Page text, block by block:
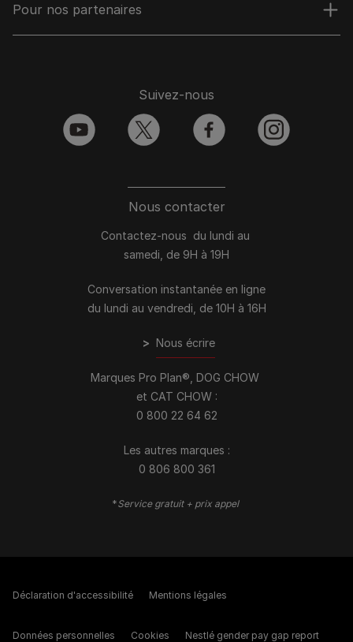
Pour nos partenaires
Nous contacter
Contactez-nous du lundi au
samedi, de 9H à 19H
Conversation instantanée en ligne
du lundi au vendredi, de 10H à 16H
> Nous écrire
Marques Pro Plan®, DOG CHOW
et CAT CHOW :
0 800 22 64 62
Les autres marques :​
0 806 800 361
*Service gratuit + prix appel
Suivez-nous
youtube twitter facebook instagram
Déclaration d'accessibilité Mentions légales
Données personnelles Cookies Nestlé gender pay gap report